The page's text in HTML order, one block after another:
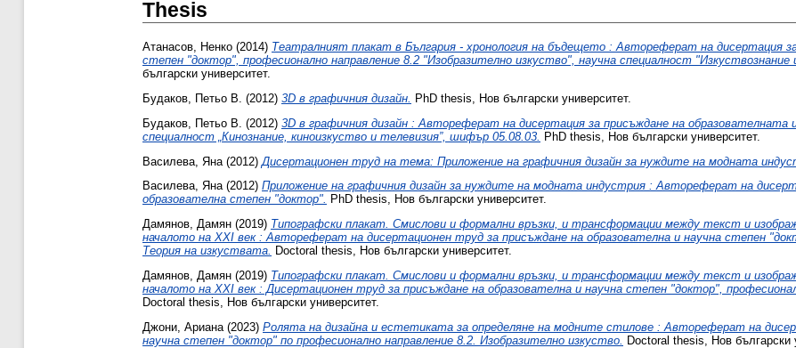
Thesis
Атанасов, Ненко (2014) Театралният плакат в България - хронология на бъдещето : Автореферат на дисертация
степен "доктор", професионално направление 8.2 "Изобразително изкуство", научна специалност "Изкуствознание
български университет.
Будаков, Петьо В. (2012) 3D в графичния дизайн. PhD thesis, Нов български университет.
Будаков, Петьо В. (2012) 3D в графичния дизайн : Автореферат на дисертация за присъждане на образователната
специалност „Кинознание, киноизкуство и телевизия”, шифър 05.08.03.
PhD thesis, Нов български университет.
Василева, Яна (2012) Дисертационен труд на тема: Приложение на графичния дизайн за нуждите на модната
Василева, Яна(2012) Приложение на графичния дизайн за нуждите на модната индустрия : Автореферат на
образователна степен "доктор". PhD thesis, Нов български университет.
Дамянов, Дамян (2019) Типографски плакат. Смислови и формални връзки, и трансформации между текст и
началото на ХХI век : Автореферат на дисертационен труд за присъждане на образователна и научна степен
Теория на изкуствата. Doctoral thesis, Нов български университет.
Дамянов, Дамян (2019) Типографски плакат. Смислови и формални връзки, и трансформации между текст и
началото на ХХI век : Дисертационен труд за присъждане на образователна и научна степен "доктор",
Doctoral thesis, Нов български университет.
Джони, Ариана (2023) Ролята на дизайна и естетиката за определяне на модните стилове : Автореферат на
научна степен "доктор" по професионално направление 8.2. Изобразително изкуство.
Doctoral thesis, Нов български